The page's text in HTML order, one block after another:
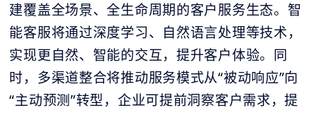
建覆盖全场景、全生命周期的客户服务生态。智
能客服将通过深度学习、自然语言处理等技术，
实现更自然、智能的交互，提升客户体验。同
时，多渠道整合将推动服务模式从“被动响应”向
“主动预测”转型，企业可提前洞察客户需求，提